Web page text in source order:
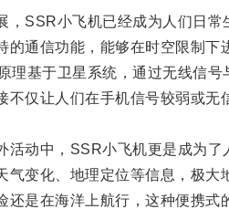
SSR小飞机已经成为人们日常
通信功能，能够在时空限制下
基于卫星系统，通过无线信号
让人们在手机信号较弱或无
动中，SSR小飞机更是成为了
变化、地理定位等信息，极大
是在海洋上航行，这种便携式